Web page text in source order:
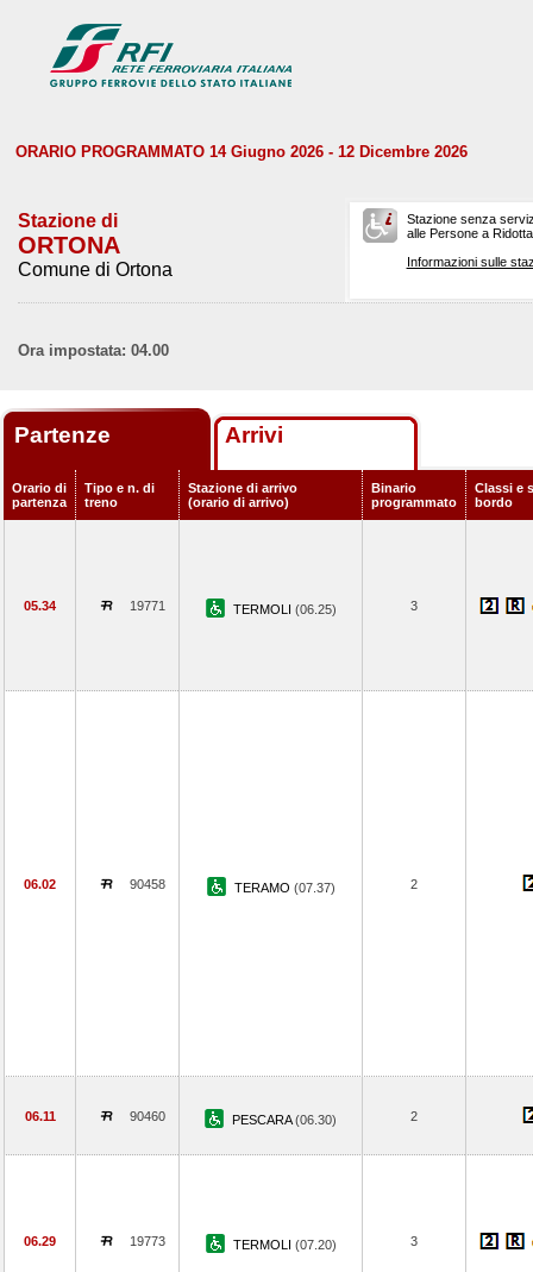
ORARIO PROGRAMMATO 14 Giugno 2026 - 12 Dicembre 2026
Stazione di
ORTONA
Comune di Ortona
Stazione senza
alle Persone a
Informazioni sulle
Ora impostata: 04.00
Partenze Arrivi
Orario di
partenza
Tipo e n. di
treno
Stazione di arrivo
(orario di arrivo)
Binario
programmato
Classi e
bordo
05.34 19771 TERMOLI (06.25) 3
06.02 90458 TERAMO (07.37) 2
06.11 90460 PESCARA(06.30) 2
06.29 19773 TERMOLI (07.20) 3